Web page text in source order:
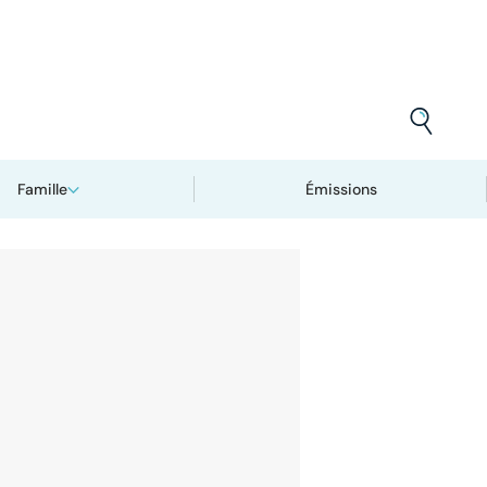
Famille Émissions